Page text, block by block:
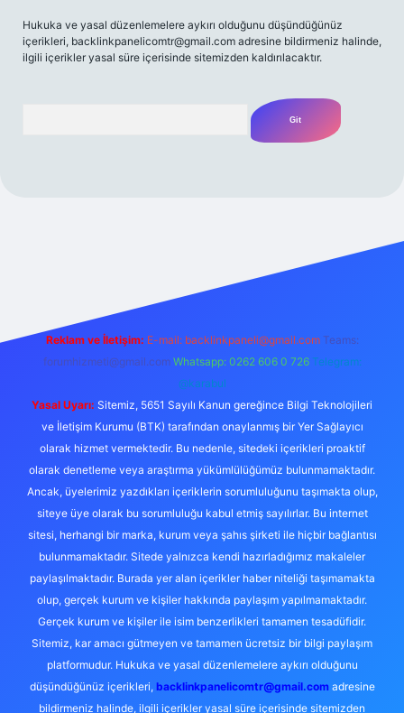
Hukuka ve yasal düzenlemelere aykırı olduğunu düşündüğünüz
içerikleri, backlinkpanelicomtr@gmail.com adresine bildirmeniz halinde,
ilgili içerikler yasal süre içerisinde sitemizden kaldırılacaktır.
Reklam ve İletişim: E-mail: backlinkpaneli@gmail.com Teams:
forumhizmeti@gmail.com Whatsapp: 0262 606 0 726 Telegram:
@karabul
Yasal Uyarı: Sitemiz, 5651 Sayılı Kanun gereğince Bilgi Teknolojileri
ve İletişim Kurumu (BTK) tarafından onaylanmış bir Yer Sağlayıcı
olarak hizmet vermektedir. Bu nedenle, sitedeki içerikleri proaktif
olarak denetleme veya araştırma yükümlülüğümüz bulunmamaktadır.
Ancak, üyelerimiz yazdıkları içeriklerin sorumluluğunu taşımakta olup,
siteye üye olarak bu sorumluluğu kabul etmiş sayılırlar. Bu internet
sitesi, herhangi bir marka, kurum veya şahıs şirketi ile hiçbir bağlantısı
bulunmamaktadır. Sitede yalnızca kendi hazırladığımız makaleler
paylaşılmaktadır. Burada yer alan içerikler haber niteliği taşımamakta
olup, gerçek kurum ve kişiler hakkında paylaşım yapılmamaktadır.
Gerçek kurum ve kişiler ile isim benzerlikleri tamamen tesadüfidir.
Sitemiz, kar amacı gütmeyen ve tamamen ücretsiz bir bilgi paylaşım
platformudur. Hukuka ve yasal düzenlemelere aykırı olduğunu
düşündüğünüz içerikleri, backlinkpanelicomtr@gmail.comadresine
bildirmeniz halinde, ilgili içerikler yasal süre içerisinde sitemizden